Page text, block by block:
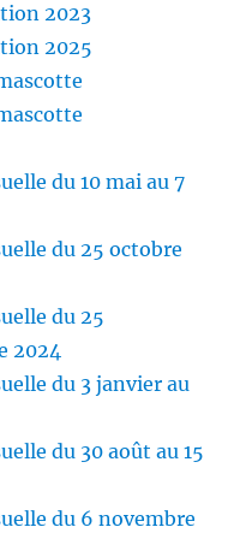
2023
2025
du 10 mai au 7
du 25 octobre
du 25
2024
du 3 janvier au
du 30 août au 15
du 6 novembre